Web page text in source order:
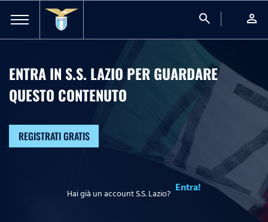
search person
ENTRA IN S.S. LAZIO PER GUARDARE
QUESTO CONTENUTO
REGISTRATI GRATIS
Hai già un account S.S. Lazio? Entra!